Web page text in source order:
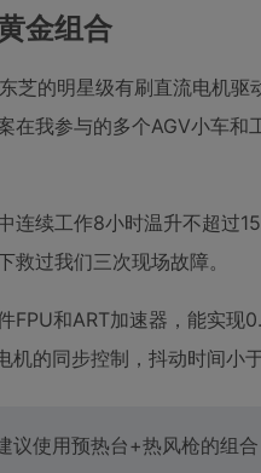
金组合
芝的明星级有刷直流电机驱
我参与的多个AGV小车和
连续工作8小时温升不超过
过我们三次现场故障。
和ART加速器，能实现
的同步控制，抖动时间小于
使用预热台+热风枪的组